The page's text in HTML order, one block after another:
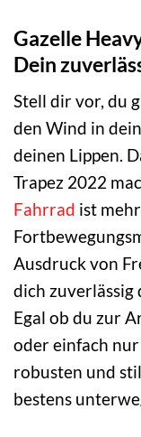
Gazelle
Dein
Stell dir vor, du
den Wind in
deinen Lippen.
Trapez 2022
Fahrrad ist
Ausdruck von
dich
Egal ob du zur
oder einfach
robusten und
bestens